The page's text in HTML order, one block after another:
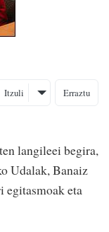
Itzuli Erraztu
langileei begira,
Udalak, Banaiz
egitasmoak eta